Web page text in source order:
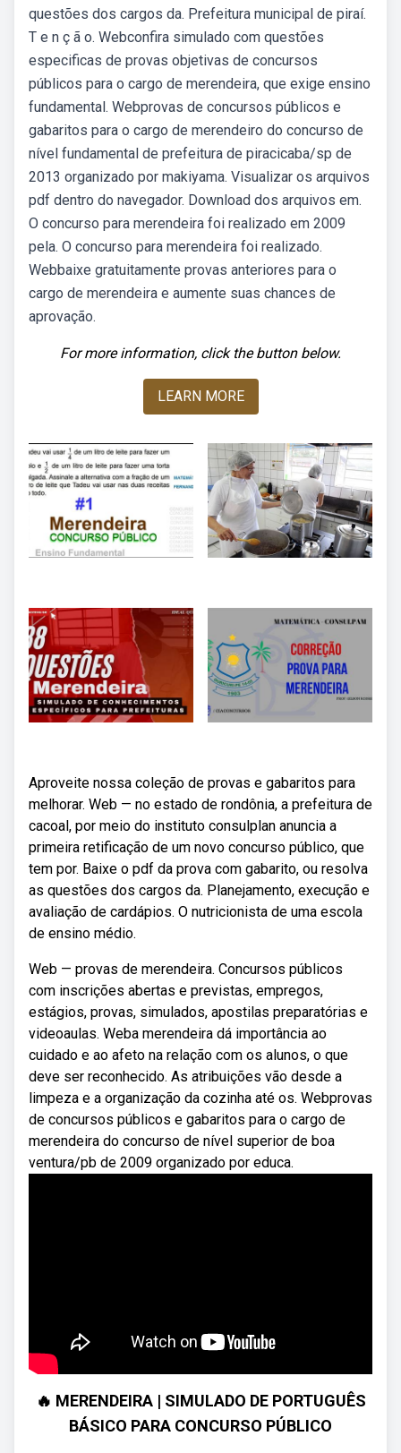
questões dos cargos da. Prefeitura municipal de piraí.
T e n ç ã o. Webconfira simulado com questões
especificas de provas objetivas de concursos
públicos para o cargo de merendeira, que exige ensino
fundamental. Webprovas de concursos públicos e
gabaritos para o cargo de merendeiro do concurso de
nível fundamental de prefeitura de piracicaba/sp de
2013 organizado por makiyama. Visualizar os arquivos
pdf dentro do navegador. Download dos arquivos em.
O concurso para merendeira foi realizado em 2009
pela. O concurso para merendeira foi realizado.
Webbaixe gratuitamente provas anteriores para o
cargo de merendeira e aumente suas chances de
aprovação.
For more information, click the button below.
LEARN MORE
Aproveite nossa coleção de provas e gabaritos para
melhorar. Web — no estado de rondônia, a prefeitura de
cacoal, por meio do instituto consulplan anuncia a
primeira retificação de um novo concurso público, que
tem por. Baixe o pdf da prova com gabarito, ou resolva
as questões dos cargos da. Planejamento, execução e
avaliação de cardápios. O nutricionista de uma escola
de ensino médio.
Web — provas de merendeira. Concursos públicos
com inscrições abertas e previstas, empregos,
estágios, provas, simulados, apostilas preparatórias e
videoaulas. Weba merendeira dá importância ao
cuidado e ao afeto na relação com os alunos, o que
deve ser reconhecido. As atribuições vão desde a
limpeza e a organização da cozinha até os. Webprovas
de concursos públicos e gabaritos para o cargo de
merendeira do concurso de nível superior de boa
ventura/pb de 2009 organizado por educa.
🔥 MERENDEIRA | SIMULADO DE PORTUGUÊS
BÁSICO PARA CONCURSO PÚBLICO